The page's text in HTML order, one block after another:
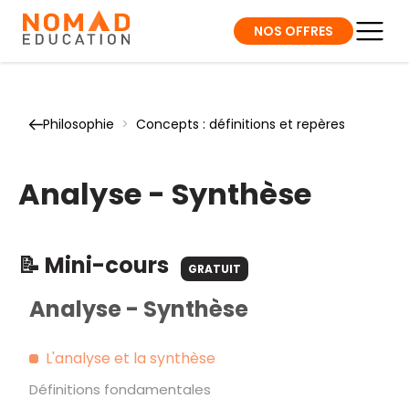
NOS OFFRES
Philosophie > Concepts : définitions et repères
Analyse - Synthèse
📝 Mini-cours GRATUIT
Analyse - Synthèse
L'analyse et la synthèse
Définitions fondamentales